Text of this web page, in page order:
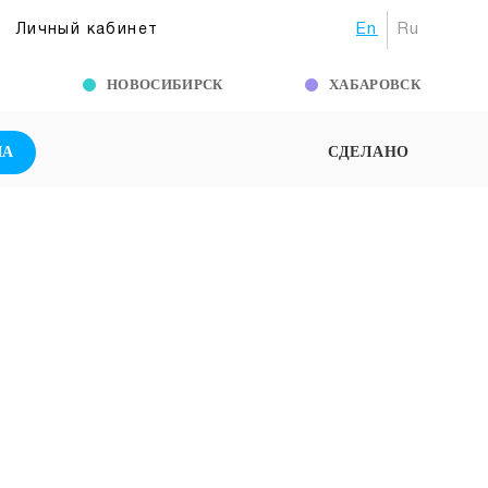
Личный кабинет En Ru
НОВОСИБИРСК ХАБАРОВСК
СДЕЛАНО